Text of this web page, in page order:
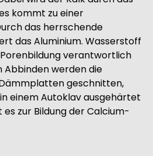
kommt zu einer
das herrschende
das Aluminium. Wasserstoff
verantwortlich
Abbinden werden die
geschnitten,
einem Autoklav ausgehärtet
zur Bildung der Calcium-